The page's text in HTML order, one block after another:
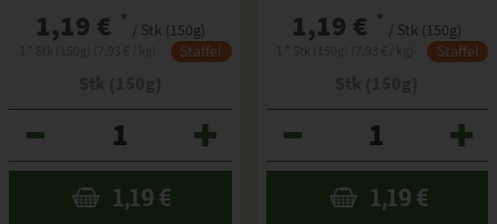
1,19 € * / Stk (150g)
Staffel
1,19 €
1,19 € * / Stk (150g)
Staffel
1,19 €